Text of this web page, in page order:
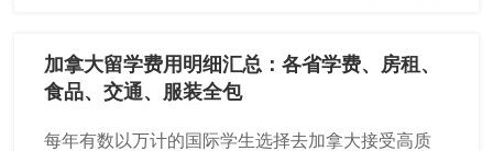
加拿大留学费用明细汇总：各省学费、房租、
食品、交通、服装全包
每年有数以万计的国际学生选择去加拿大接受高质